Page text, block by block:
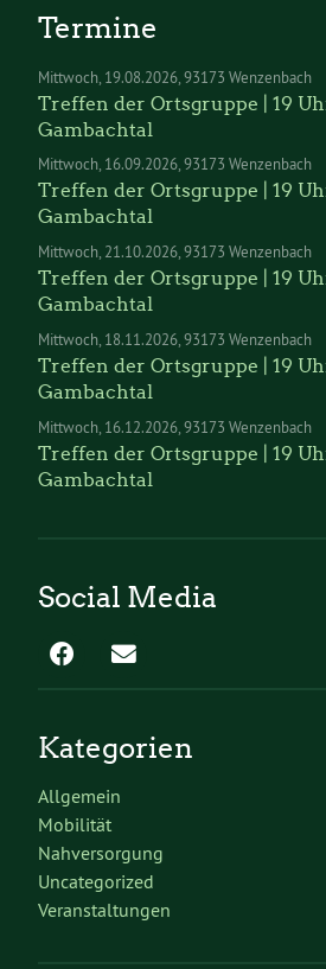
Termine
Mittwoch 19.08.2026 93173 Wenzenbach
Treffen der Ortsgruppe | 19
Gambachtal
Mittwoch 16.09.2026 93173 Wenzenbach
Treffen der Ortsgruppe | 19
Gambachtal
Mittwoch 21.10.2026 93173 Wenzenbach
Treffen der Ortsgruppe | 19
Gambachtal
Mittwoch 18.11.2026 93173 Wenzenbach
Treffen der Ortsgruppe | 19
Gambachtal
Mittwoch 16.12.2026 93173 Wenzenbach
Treffen der Ortsgruppe | 19
Gambachtal
Social Media
Kategorien
Allgemein
Mobilität
Nahversorgung
Uncategorized
Veranstaltungen